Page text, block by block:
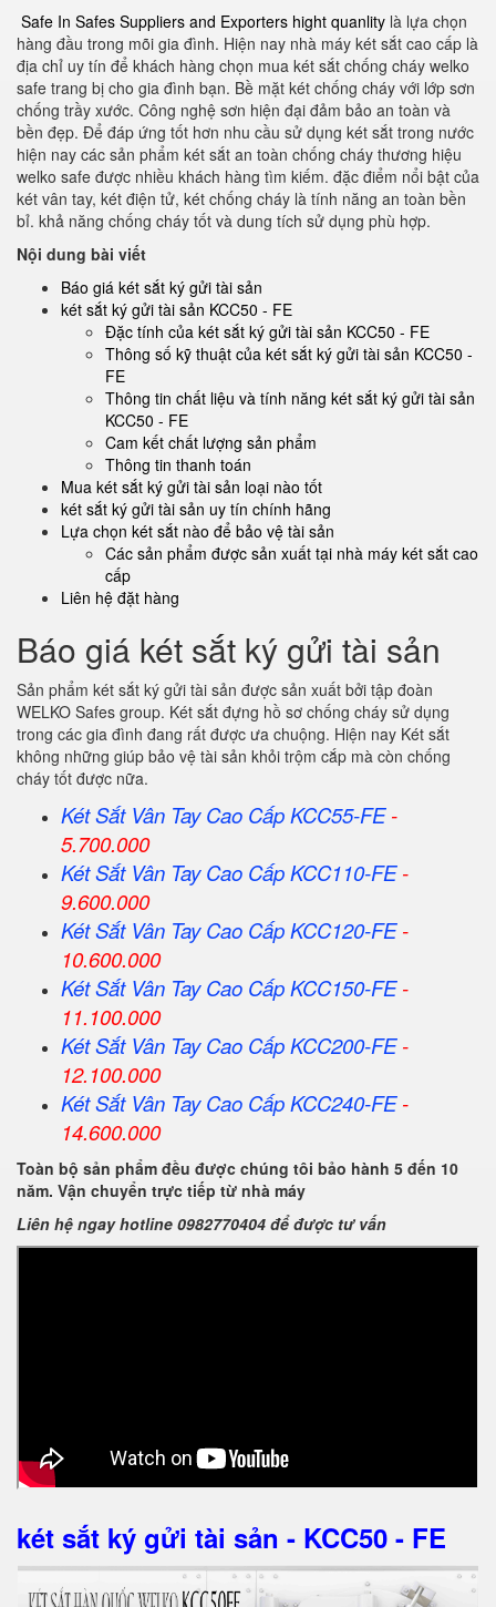
Safe In Safes Suppliers and Exporters hight quanlity là lựa chọn
hàng đầu trong mõi gia đình. Hiện nay nhà máy két sắt cao cấp là
địa chỉ uy tín để khách hàng chọn mua két sắt chống cháy welko
safe trang bị cho gia đình bạn. Bề mặt két chống cháy với lớp sơn
chống trầy xước. Công nghệ sơn hiện đại đảm bảo an toàn và
bền đẹp. Để đáp ứng tốt hơn nhu cầu sử dụng két sắt trong nước
hiện nay các sản phẩm két sắt an toàn chống cháy thương hiệu
welko safe được nhiều khách hàng tìm kiếm. đặc điểm nổi bật của
két vân tay, két điện tử, két chống cháy là tính năng an toàn bền
bỉ. khả năng chống cháy tốt và dung tích sử dụng phù hợp.
Nội dung bài viết
Báo giá két sắt ký gửi tài sản
két sắt ký gửi tài sản KCC50 - FE
Đặc tính của két sắt ký gửi tài sản KCC50 - FE
Thông số kỹ thuật của két sắt ký gửi tài sản KCC50 -
FE
Thông tin chất liệu và tính năng két sắt ký gửi tài sản
KCC50 - FE
Cam kết chất lượng sản phẩm
Thông tin thanh toán
Mua két sắt ký gửi tài sản loại nào tốt
két sắt ký gửi tài sản uy tín chính hãng
Lựa chọn két sắt nào để bảo vệ tài sản
Các sản phẩm được sản xuất tại nhà máy két sắt cao
cấp
Liên hệ đặt hàng
Báo giá két sắt ký gửi tài sản
Sản phẩm két sắt ký gửi tài sản được sản xuất bởi tập đoàn
WELKO Safes group. Két sắt đựng hồ sơ chống cháy sử dụng
trong các gia đình đang rất được ưa chuộng. Hiện nay Két sắt
không những giúp bảo vệ tài sản khỏi trộm cắp mà còn chống
cháy tốt được nữa.
Két Sắt Vân Tay Cao Cấp KCC55-FE-
5.700.000
Két Sắt Vân Tay Cao Cấp KCC110-FE-
9.600.000
Két Sắt Vân Tay Cao Cấp KCC120-FE-
10.600.000
Két Sắt Vân Tay Cao Cấp KCC150-FE-
11.100.000
Két Sắt Vân Tay Cao Cấp KCC200-FE-
12.100.000
Két Sắt Vân Tay Cao Cấp KCC240-FE-
14.600.000
Toàn bộ sản phẩm đều được chúng tôi bảo hành 5 đến 10
năm. Vận chuyển trực tiếp từ nhà máy
Liên hệ ngay hotline 0982770404 để được tư vấn
két sắt ký gửi tài sản - KCC50 - FE